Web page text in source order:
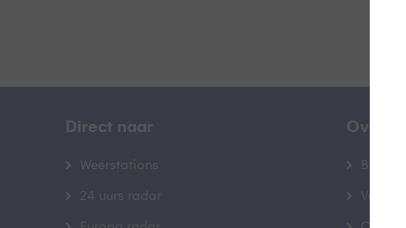
Direct naar
Weerstations
24 uurs radar
Over